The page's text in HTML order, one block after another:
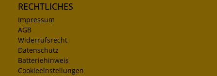
RECHTLICHES
Impressum
AGB
Widerrufsrecht
Datenschutz
Batteriehinweis
Cookieeinstellungen